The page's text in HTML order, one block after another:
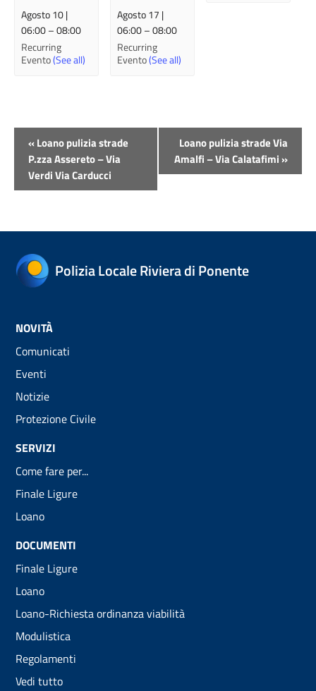
Agosto 10 |
06:00–08:00
Recurring
Evento(See all)
Agosto 17 |
06:00–08:00
Recurring
Evento(See all)
Evento
Navigazione
«Loano pulizia strade
P.zza Assereto – Via
Verdi Via Carducci
Loano pulizia strade Via
Amalfi – Via Calatafimi»
Polizia Locale Riviera di Ponente
NOVITÀ
Comunicati
Eventi
Notizie
Protezione Civile
SERVIZI
Come fare per...
Finale Ligure
Loano
DOCUMENTI
Finale Ligure
Loano
Loano-Richiesta ordinanza viabilità
Modulistica
Regolamenti
Vedi tutto